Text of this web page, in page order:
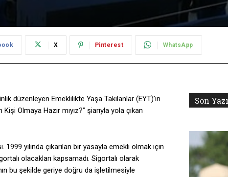
X Pinterest WhatsApp
düzenleyen Emeklilikte Yaşa Takılanlar (EYT)’ın
Olmaya Hazır mıyız?” şiarıyla yola çıkan
yılında çıkarılan bir yasayla emekli olmak için
olacakları kapsamadı. Sigortalı olarak
bu şekilde geriye doğru da işletilmesiyle
Son